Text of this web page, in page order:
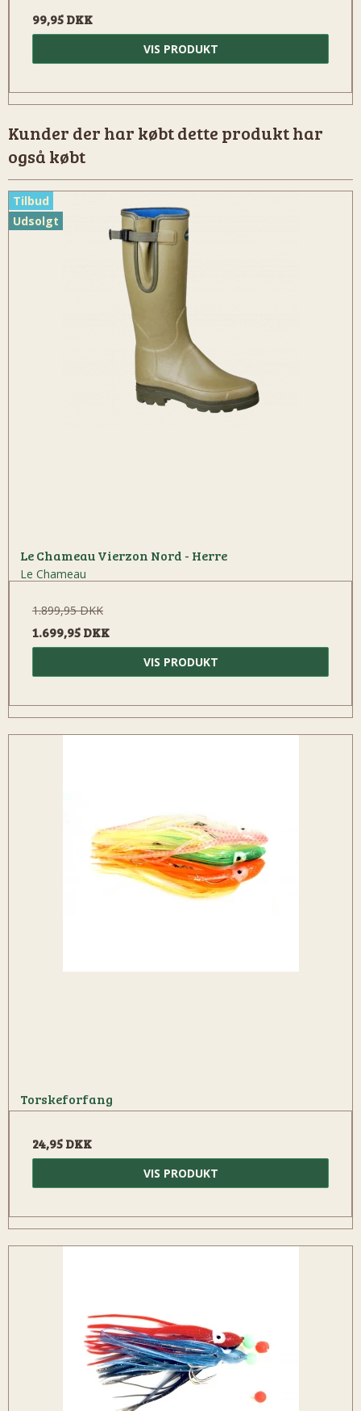
99,95 DKK
VIS PRODUKT
Kunder der har købt dette produkt har
også købt
Tilbud
Udsolgt
Le Chameau Vierzon Nord - Herre
Le Chameau
1.899,95 DKK
1.699,95 DKK
VIS PRODUKT
Torskeforfang
24,95 DKK
VIS PRODUKT